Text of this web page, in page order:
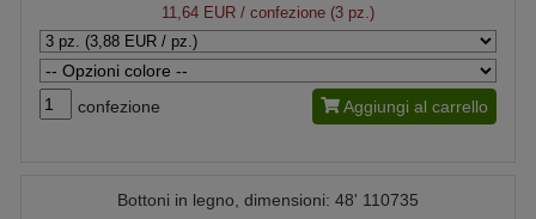
11,64 EUR / confezione (3 pz.)
confezione Aggiungi al carrello
Bottoni in legno, dimensioni: 48' 110735